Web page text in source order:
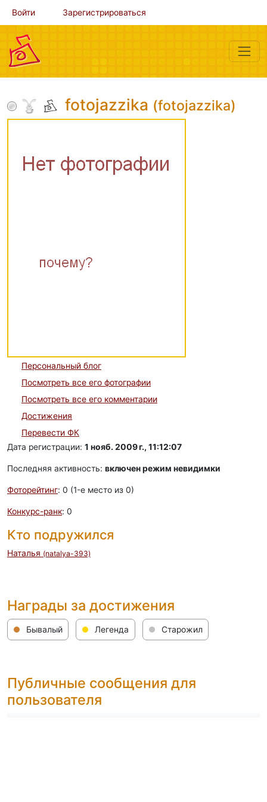
Войти Зарегистрироваться
fotojazzika (fotojazzika)
Персональный блог
Посмотреть все его фотографии
Посмотреть все его комментарии
Достижения
Перевести ФК
Дата регистрации: 1 нояб. 2009 г., 11:12:07
Последняя активность: включен режим невидимки
Фоторейтинг: 0 (1-e место из 0)
Конкурс-ранк: 0
Кто подружился
Наталья (natalya-393)
Награды за достижения
Бывалый Легенда Старожил
Публичные сообщения для
пользователя